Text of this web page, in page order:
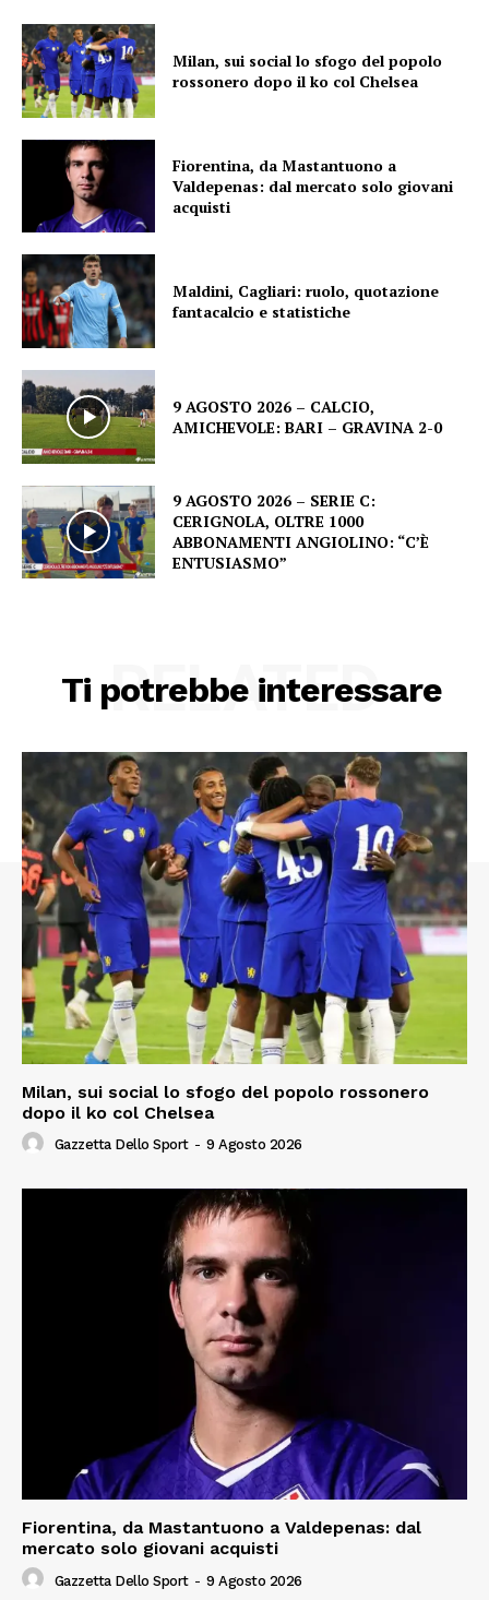
Milan, sui social lo sfogo del popolo
rossonero dopo il ko col Chelsea
Fiorentina, da Mastantuono a
Valdepenas: dal mercato solo giovani
acquisti
Maldini, Cagliari: ruolo, quotazione
fantacalcio e statistiche
9 AGOSTO 2026 – CALCIO,
AMICHEVOLE: BARI – GRAVINA 2-0
9 AGOSTO 2026 – SERIE C:
CERIGNOLA, OLTRE 1000
ABBONAMENTI ANGIOLINO: “C’È
ENTUSIASMO”
Ti potrebbe interessare
RELATED
Milan, sui social lo sfogo del popolo rossonero
dopo il ko col Chelsea
Gazzetta Dello Sport - 9 Agosto 2026
Fiorentina, da Mastantuono a Valdepenas: dal
mercato solo giovani acquisti
Gazzetta Dello Sport - 9 Agosto 2026